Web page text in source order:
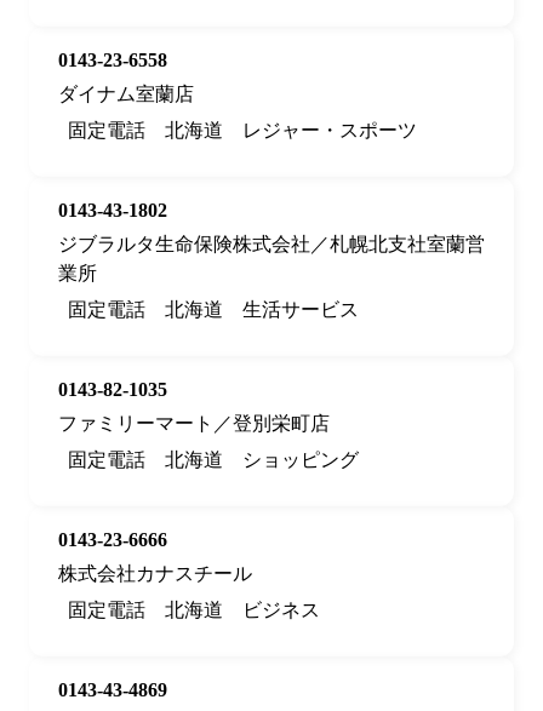
0143-23-6558
ダイナム室蘭店
固定電話
北海道 レジャー・スポーツ
0143-43-1802
ジブラルタ生命保険株式会社／札幌北支社室蘭営
業所
固定電話
北海道 生活サービス
0143-82-1035
ファミリーマート／登別栄町店
固定電話
北海道 ショッピング
0143-23-6666
株式会社カナスチール
固定電話
北海道 ビジネス
0143-43-4869